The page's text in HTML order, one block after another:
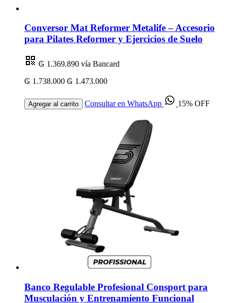
Conversor Mat Reformer Metalife – Accesorio
para Pilates Reformer y Ejercicios de Suelo
₲ 1.369.890 vía Bancard
₲ 1.738.000 ₲ 1.473.000
Agregar al carrito Consultar en WhatsApp 15% OFF
Banco Regulable Profesional Consport para
Musculación y Entrenamiento Funcional